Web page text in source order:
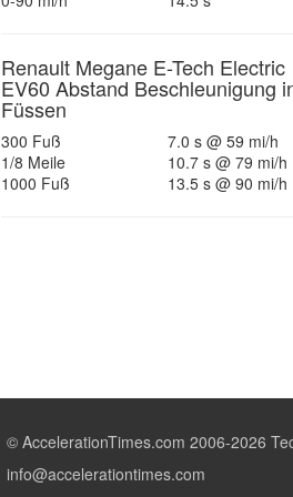
Renault Megane E-Tech Electric
EV60 Abstand Beschleunigung
Füssen
300 Fuß
7.0 s @ 59 mi/h
1/8 Meile
10.7 s @ 79 mi/h
1000 Fuß
13.5 s @ 90 mi/h
© AccelerationTimes.com 2006-2026
info@accelerationtimes.com